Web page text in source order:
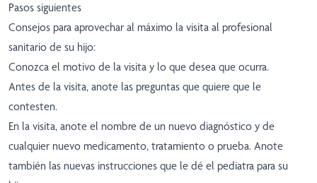
Pasos siguientes
Consejos para aprovechar al máximo la visita al profesional
sanitario de su hijo:
Conozca el motivo de la visita y lo que desea que ocurra.
Antes de la visita, anote las preguntas que quiere que le
contesten.
En la visita, anote el nombre de un nuevo diagnóstico y de
cualquier nuevo medicamento, tratamiento o prueba. Anote
también las nuevas instrucciones que le dé el pediatra para su